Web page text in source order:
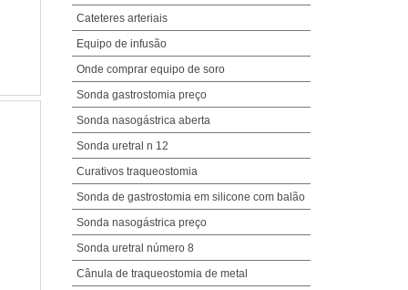
Cateteres arteriais
Equipo de infusão
Onde comprar equipo de soro
Sonda gastrostomia preço
Sonda nasogástrica aberta
Sonda uretral n 12
Curativos traqueostomia
Sonda de gastrostomia em silicone com balão
Sonda nasogástrica preço
Sonda uretral número 8
Cânula de traqueostomia de metal